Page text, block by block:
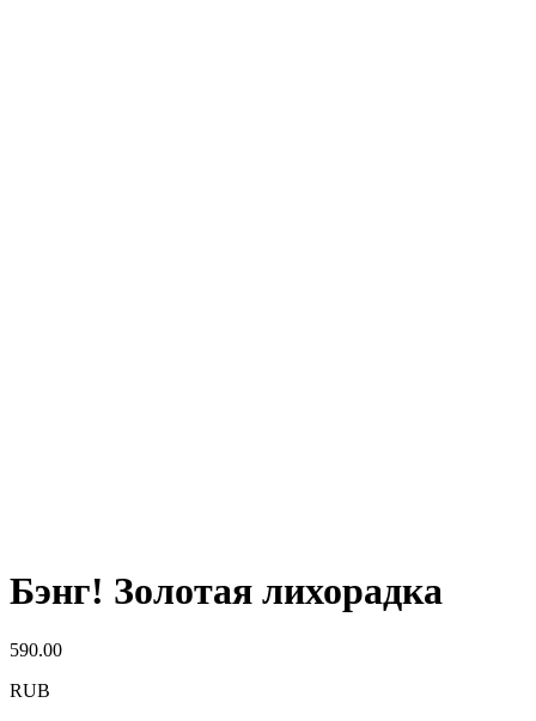
Бэнг! Золотая лихорадка
590.00
RUB